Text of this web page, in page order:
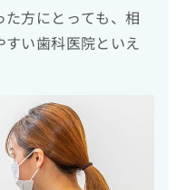
方にとっても、相
い歯科医院といえ